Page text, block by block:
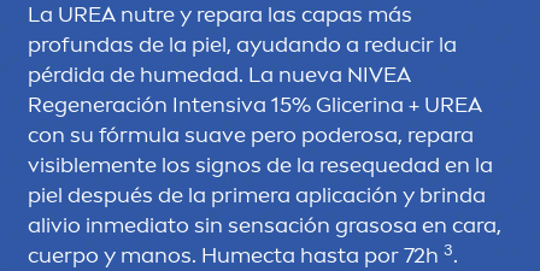
La UREA nutre y repara las capas más
profundas de la piel, ayudando a reducir la
pérdida de humedad. La nueva NIVEA
Regeneración Intensiva 15% Glicerina + UREA
con su fórmula suave pero poderosa, repara
visiblemente los signos de la resequedad en la
piel después de la primera aplicación y brinda
alivio inmediato sin sensación grasosa en cara,
cuerpo y manos. Humecta hasta por 72h 3.